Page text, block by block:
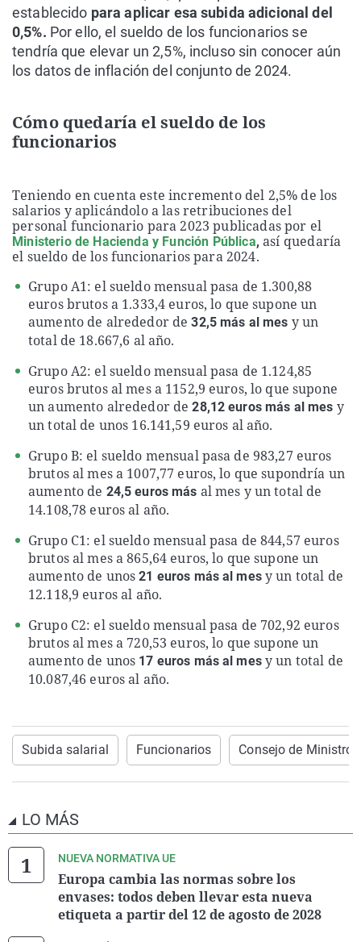
establecido para aplicar esa subida adicional del
0,5%. Por ello, el sueldo de los funcionarios se
tendría que elevar un 2,5%, incluso sin conocer aún
los datos de inflación del conjunto de 2024.
Cómo quedaría el sueldo de los
funcionarios
Teniendo en cuenta este incremento del 2,5% de los
salarios y aplicándolo a las retribuciones del
personal funcionario para 2023 publicadas por el
Ministerio de Hacienda y Función Pública, así quedaría
el sueldo de los funcionarios para 2024.
Grupo A1: el sueldo mensual pasa de 1.300,88
euros brutos a 1.333,4 euros, lo que supone un
aumento de alrededor de32,5 más al mes y un
total de 18.667,6 al año.
Grupo A2: el sueldo mensual pasa de 1.124,85
euros brutos al mes a 1152,9 euros, lo que supone
un aumento alrededor de28,12 euros más al mes y
un total de unos 16.141,59 euros al año.
Grupo B: el sueldo mensual pasa de 983,27 euros
brutos al mes a 1007,77 euros, lo que supondría un
aumento de 24,5 euros más al mes y un total de
14.108,78 euros al año.
Grupo C1: el sueldo mensual pasa de 844,57 euros
brutos al mes a 865,64 euros, lo que supone un
aumento de unos21 euros más al mesy un total de
12.118,9 euros al año.
Grupo C2: el sueldo mensual pasa de 702,92 euros
brutos al mes a 720,53 euros, lo que supone un
aumento de unos 17 euros más al mesy un total de
10.087,46 euros al año.
Subida salarial Funcionarios Consejo de Ministros
LO MÁS
NUEVA NORMATIVA UE
Europa cambia las normas sobre los
envases: todos deben llevar esta nueva
etiqueta a partir del 12 de agosto de 2028